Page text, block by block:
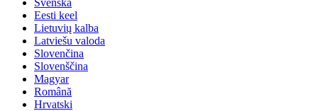
Svenska
Eesti keel
Lietuvių kalba
Latviešu valoda
Slovenčina
Slovenščina
Magyar
Română
Hrvatski